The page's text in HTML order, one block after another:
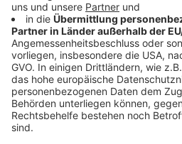
daherkommen können.
Vielen Dank, wenn du dir
Freut mich natürlich sehr.
[12:27] Die nähere
Oder auf Facebook dot com.
[12:38] Music.